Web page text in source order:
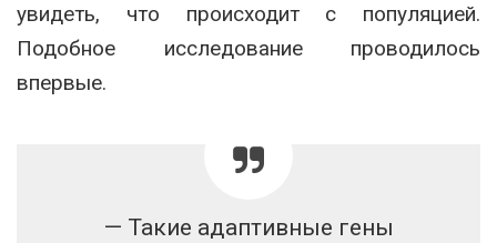
увидеть, что происходит с популяцией.
Подобное исследование проводилось
впервые.
— Такие адаптивные гены